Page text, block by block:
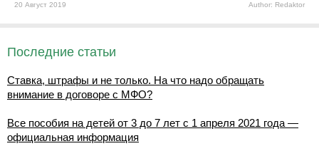
20 Август 2019 Author: Redaktor
Последние статьи
Ставка, штрафы и не только. На что надо обращать
внимание в договоре с МФО?
Все пособия на детей от 3 до 7 лет с 1 апреля 2021 года —
официальная информация